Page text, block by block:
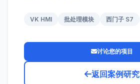
VK HMI 批处理模块 西门子 S7
讨论您的项目
返回案例研究